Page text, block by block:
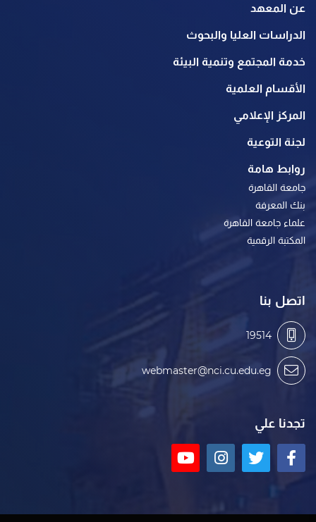
عن المعهد
الدراسات العليا والبحوث
خدمة المجتمع وتنمية البيئة
الأقسام العلمية
المركز الإعلامي
لجنة التوعية
روابط هامة
جامعة القاهرة
بنك المعرفة
علماء جامعة القاهرة
المكتبة الرقمية
اتصل بنا
19514
webmaster@nci.cu.edu.eg
تجدنا علي